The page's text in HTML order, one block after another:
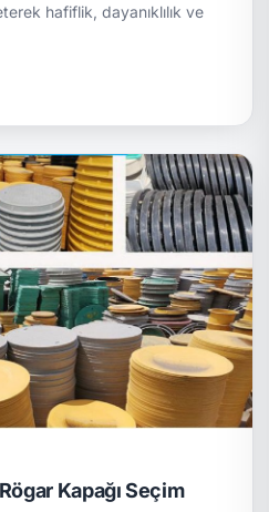
hafiflik, dayanıklılık ve
Kapağı Seçim